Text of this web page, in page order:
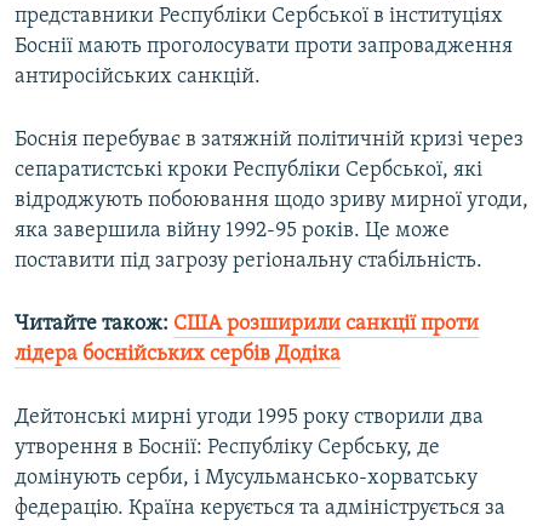
представники Республіки Сербської в інституціях
Боснії мають проголосувати проти запровадження
антиросійських санкцій.
Боснія перебуває в затяжній політичній кризі через
сепаратистські кроки Республіки Сербської, які
відроджують побоювання щодо зриву мирної угоди,
яка завершила війну 1992-95 років. Це може
поставити під загрозу регіональну стабільність.
Читайте також: США розширили санкції проти
лідера боснійських сербів Додіка
Дейтонські мирні угоди 1995 року створили два
утворення в Боснії: Республіку Сербську, де
домінують серби, і Мусульмансько-хорватську
федерацію. Країна керується та адмініструється за